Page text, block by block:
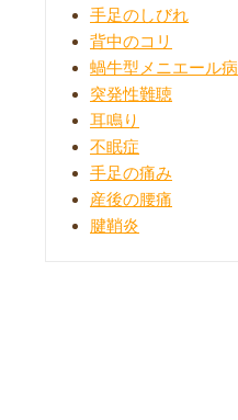
手足のしびれ
背中のコリ
蝸牛型メニエール病
突発性難聴
耳鳴り
不眠症
手足の痛み
産後の腰痛
腱鞘炎